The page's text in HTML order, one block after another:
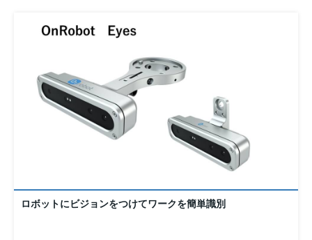
ロボットにビジョンをつけてワークを簡単識別